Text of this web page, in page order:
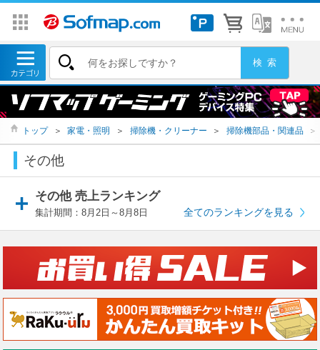
トップ ＞ 家電・照明 ＞ 掃除機・クリーナー ＞ 掃除機部品・関連品 ＞
その他
その他 売上ランキング
集計期間：8月2日～8月8日 全てのランキングを見る